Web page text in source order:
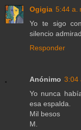
Ogigia 5:44 a.
Yo te sigo
silencio
Responder
Anónimo 3:04
Yo nunca
esa espalda.
Mil besos
M.